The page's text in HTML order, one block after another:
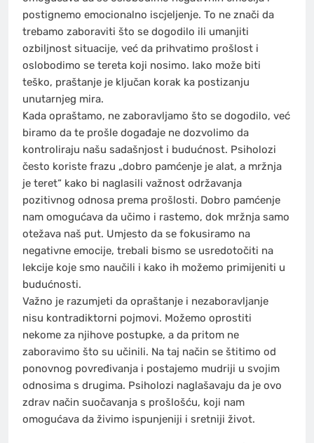
postignemo emocionalno iscjeljenje. To ne znači da
trebamo zaboraviti što se dogodilo ili umanjiti
ozbiljnost situacije, već da prihvatimo prošlost i
oslobodimo se tereta koji nosimo. Iako može biti
teško, praštanje je ključan korak ka postizanju
unutarnjeg mira.
Kada opraštamo, ne zaboravljamo što se dogodilo, već
biramo da te prošle događaje ne dozvolimo da
kontroliraju našu sadašnjost i budućnost. Psiholozi
često koriste frazu „dobro pamćenje je alat, a mržnja
je teret“ kako bi naglasili važnost održavanja
pozitivnog odnosa prema prošlosti. Dobro pamćenje
nam omogućava da učimo i rastemo, dok mržnja samo
otežava naš put. Umjesto da se fokusiramo na
negativne emocije, trebali bismo se usredotočiti na
lekcije koje smo naučili i kako ih možemo primijeniti u
budućnosti.
Važno je razumjeti da opraštanje i nezaboravljanje
nisu kontradiktorni pojmovi. Možemo oprostiti
nekome za njihove postupke, a da pritom ne
zaboravimo što su učinili. Na taj način se štitimo od
ponovnog povređivanja i postajemo mudriji u svojim
odnosima s drugima. Psiholozi naglašavaju da je ovo
zdrav način suočavanja s prošlošću, koji nam
omogućava da živimo ispunjeniji i sretniji život.